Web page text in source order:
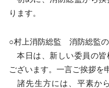
ります。
○村上消防総監 消防総監の
本日は、新しい委員の皆
ございます。一言ご挨拶を
諸先生方には、平素か